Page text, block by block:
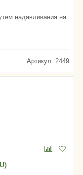
надавливания на
Артикул: 2449